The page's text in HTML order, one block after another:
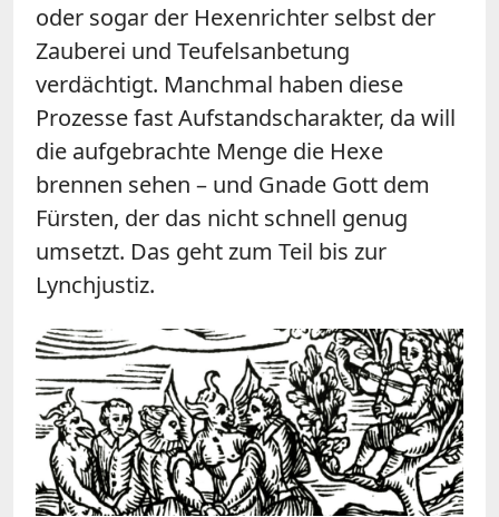
oder sogar der Hexenrichter selbst der
Zauberei und Teufelsanbetung
verdächtigt. Manchmal haben diese
Prozesse fast Aufstandscharakter, da will
die aufgebrachte Menge die Hexe
brennen sehen – und Gnade Gott dem
Fürsten, der das nicht schnell genug
umsetzt. Das geht zum Teil bis zur
Lynchjustiz.